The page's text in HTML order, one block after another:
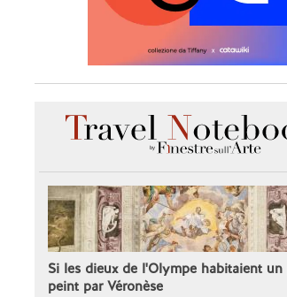
Si les dieux de l'Olympe habitaient un
peint par Véronèse